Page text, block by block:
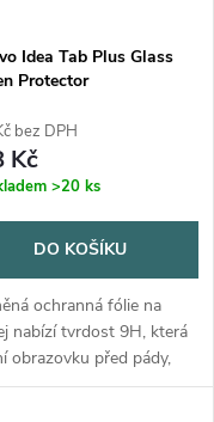
Idea Tab Plus Glass
Protector
bez DPH
Kč
>20 ks
DO KOŠÍKU
ochranná fólie na
nabízí tvrdost 9H, která
obrazovku před pády,
a oděrkami.